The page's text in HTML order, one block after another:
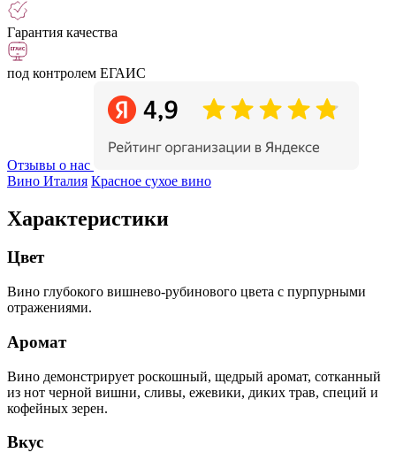
Гарантия качества
под контролем ЕГАИС
Отзывы о нас
Вино Италия Красное сухое вино
Характеристики
Цвет
Вино глубокого вишнево-рубинового цвета с пурпурными
отражениями.
Аромат
Вино демонстрирует роскошный, щедрый аромат, сотканный
из нот черной вишни, сливы, ежевики, диких трав, специй и
кофейных зерен.
Вкус